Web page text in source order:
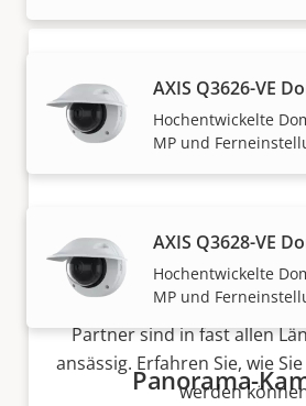
AXIS Q3626-VE
Hochentwickelte
MP und
AXIS Q3628-VE
Hochentwickelte
MP und
Panorama-
Partner werden
Sind Sie
Systemintegrator oder
Partner sind in fast allen
ansässig. Erfahren Sie, wie
werden